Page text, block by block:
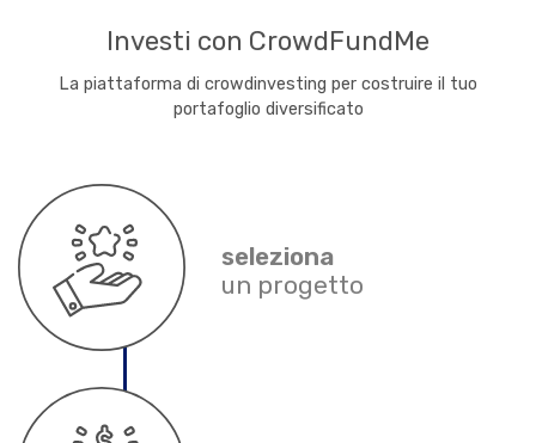
Investi con CrowdFundMe
La piattaforma di crowdinvesting per costruire il tuo
portafoglio diversificato
seleziona
un progetto